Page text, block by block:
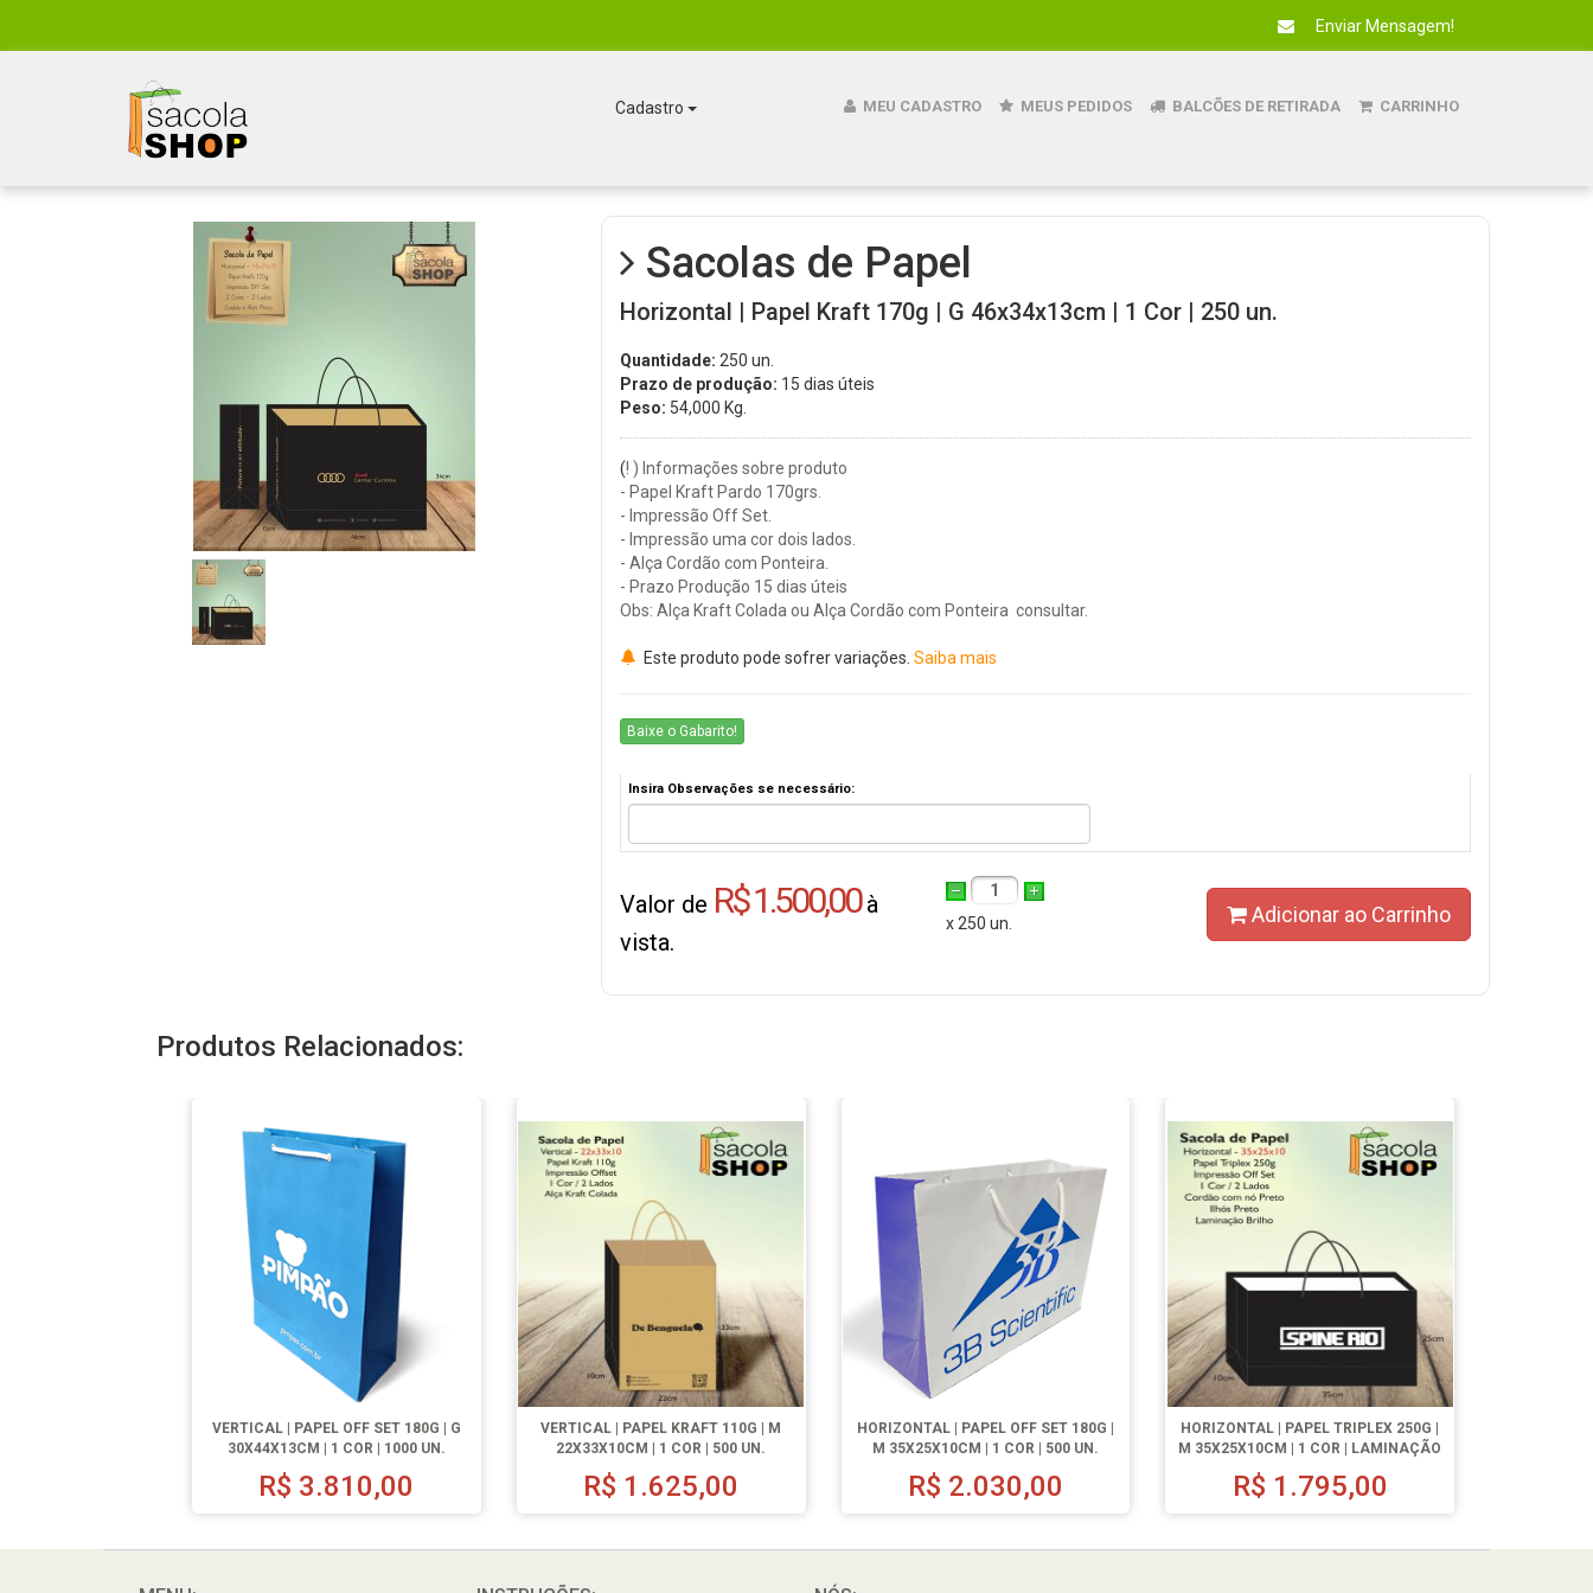
Enviar Mensagem!
Cadastro MEU CADASTRO MEUS PEDIDOS BALCÕES DE RETIRADA CARRINHO
Sacolas de Papel
Horizontal | Papel Kraft 170g | G 46x34x13cm | 1 Cor | 250 un.
Quantidade: 250 un.
Prazo de produção: 15 dias úteis
Peso: 54,000 Kg.
(! ) Informações sobre produto
- Papel Kraft Pardo 170grs.
- Impressão Off Set.
- Impressão uma cor dois lados.
- Alça Cordão com Ponteira.
- Prazo Produção 15 dias úteis
Obs: Alça Kraft Colada ou Alça Cordão com Ponteira consultar.
Este produto pode sofrer variações. Saiba mais
Baixe o Gabarito!
Insira Observações se necessário:
Valor de R$ 1.500,00à
vista.
1
x 250 un.
Adicionar ao Carrinho
Produtos Relacionados:
VERTICAL | PAPEL OFF SET 180G | G
30X44X13CM | 1 COR | 1000 UN.
R$ 3.810,00
VERTICAL | PAPEL KRAFT 110G | M
22X33X10CM | 1 COR | 500 UN.
R$ 1.625,00
HORIZONTAL | PAPEL OFF SET 180G |
M 35X25X10CM | 1 COR | 500 UN.
R$ 2.030,00
HORIZONTAL | PAPEL TRIPLEX 250G |
M 35X25X10CM | 1 COR | LAMINAÇÃO
FOSCA | 250 UN.
R$ 1.795,00